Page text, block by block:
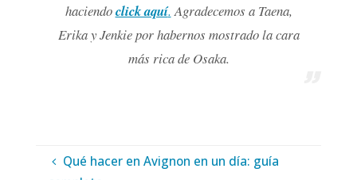
haciendoclick aquí.Agradecemos a Taena,
Erika y Jenkie por habernos mostrado la cara
más rica de Osaka.
Qué hacer en Avignon en un día: guía